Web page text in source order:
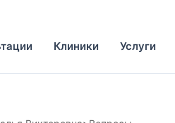
Клиники Услуги